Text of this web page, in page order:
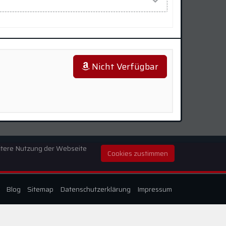
Nicht Verfügbar
Blog Sitemap Datenschutzerklärung Impressum
Nutzung der Webseite
Cookies zustimmen